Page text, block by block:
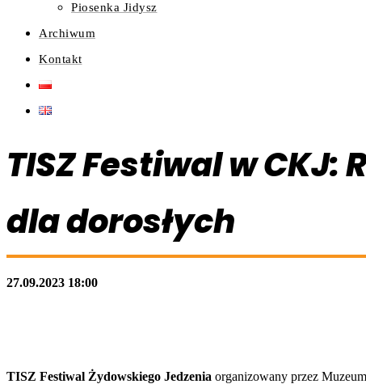
Piosenka Jidysz
Archiwum
Kontakt
TISZ Festiwal w
dla dorosłych
27.09.2023 18:00
TISZ Festiwal Żydowskiego Jedzenia organizowany przez